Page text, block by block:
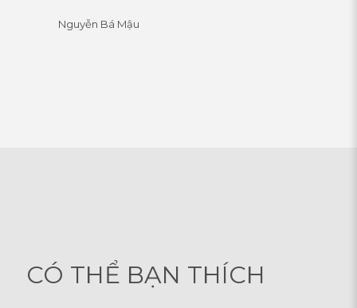
Nguyễn Bá Mậu
CÓ THỂ BẠN THÍCH